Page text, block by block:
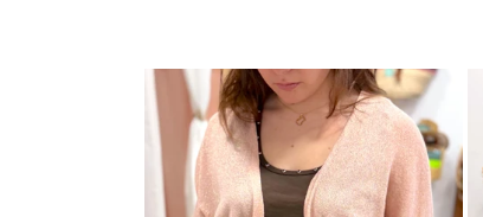
e
c
c